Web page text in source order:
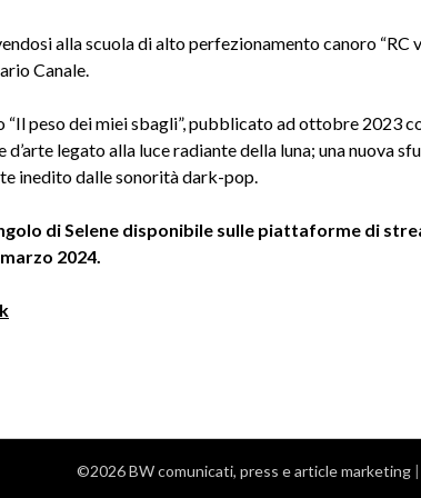
alla scuola di alto perfezionamento canoro “RC
Canale.
“Il peso dei miei sbagli”, pubblicato ad ottobre 2023
d’arte legato alla luce radiante della luna; una nuova
inedito dalle sonorità dark-pop.
di Selene disponibile sulle piattaforme di
2024.
©2026 BW comunicati, press e article marketing